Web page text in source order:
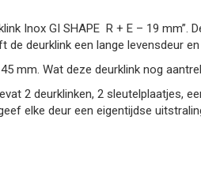
Inox GI SHAPE R + E – 19 mm”.
deurklink een lange levensdeur
mm. Wat deze deurklink nog
2 deurklinken, 2 sleutelplaatjes,
elke deur een eigentijdse